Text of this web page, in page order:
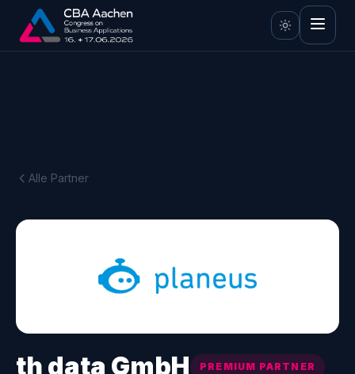
Alle Partner
th data GmbH PREMIUM PARTNER